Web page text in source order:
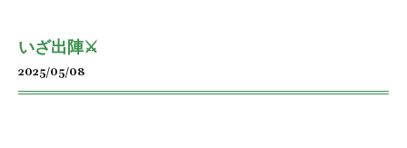
いざ出陣⚔️
2025/05/08